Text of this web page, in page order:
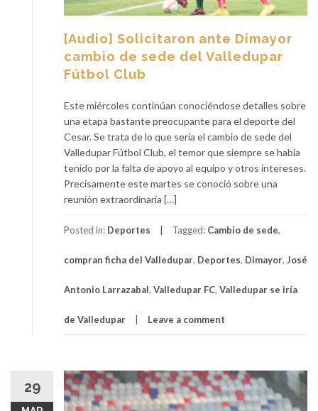
[Audio] Solicitaron ante Dimayor
cambio de sede del Valledupar
Fútbol Club
Este miércoles continúan conociéndose detalles sobre
una etapa bastante preocupante para el deporte del
Cesar. Se trata de lo que sería el cambio de sede del
Valledupar Fútbol Club, el temor que siempre se había
tenido por la falta de apoyo al equipo y otros intereses.
Precisamente este martes se conoció sobre una
reunión extraordinaria […]
Posted in: Deportes Tagged: Cambio de sede,
compran ficha del Valledupar, Deportes, Dimayor, José
Antonio Larrazabal, Valledupar FC, Valledupar se iría
de Valledupar Leave a comment
29